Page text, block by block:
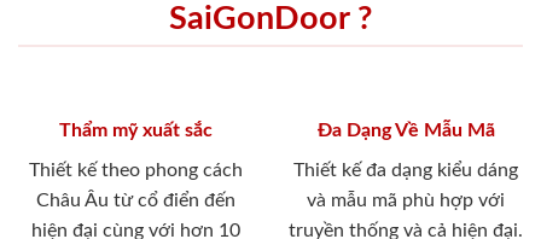
SaiGonDoor ?
Thẩm mỹ xuất sắc
Thiết kế theo phong cách
Châu Âu từ cổ điển đến
hiện đại cùng với hơn 10
Đa Dạng Về Mẫu Mã
Thiết kế đa dạng kiểu dáng
và mẫu mã phù hợp với
truyền thống và cả hiện đại.